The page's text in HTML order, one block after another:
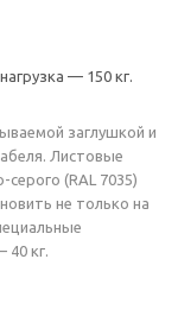
— 150 кг.
заглушкой и
Листовые
(RAL 7035)
не только на
40 кг.